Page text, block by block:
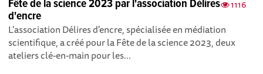
1116
Fête de la science 2023 par l'association Délires
d'encre
L'association Délires d'encre, spécialisée en médiation
scientifique, a créé pour la Fête de la science 2023, deux
ateliers clé-en-main pour les...